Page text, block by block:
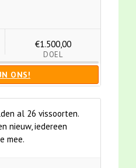
€1.500,00
DOEL
ONS!
al 26 vissoorten.
nieuw, iedereen
mee.